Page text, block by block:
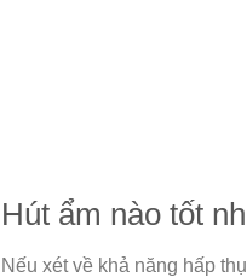
Hút ẩm nào tốt
Nếu xét về khả năng hấp